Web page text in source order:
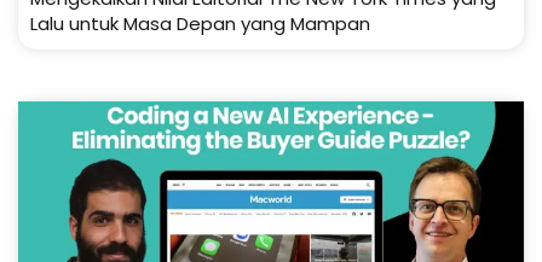
Lalu untuk Masa Depan yang Mampan